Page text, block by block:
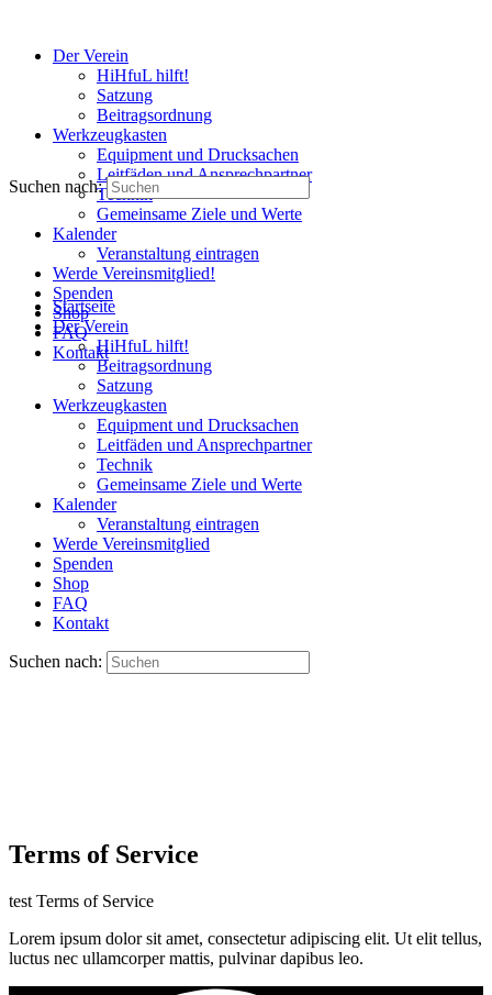
Der Verein
HiHfuL hilft!
Satzung
Beitragsordnung
Werkzeugkasten
Equipment und Drucksachen
Leitfäden und Ansprechpartner
Technik
Gemeinsame Ziele und Werte
Kalender
Veranstaltung eintragen
Werde Vereinsmitglied!
Spenden
Shop
FAQ
Kontakt
Suchen nach:
Startseite
Der Verein
HiHfuL hilft!
Beitragsordnung
Satzung
Werkzeugkasten
Equipment und Drucksachen
Leitfäden und Ansprechpartner
Technik
Gemeinsame Ziele und Werte
Kalender
Veranstaltung eintragen
Werde Vereinsmitglied
Spenden
Shop
FAQ
Kontakt
Suchen nach:
Terms of Service
test Terms of Service
Lorem ipsum dolor sit amet, consectetur adipiscing elit. Ut elit tellus,
luctus nec ullamcorper mattis, pulvinar dapibus leo.